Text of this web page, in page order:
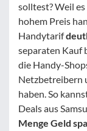
solltest? Weil
hohem Preis
Handytarif
separaten Kauf
die Handy-
Netzbetreibern
haben. So
Deals aus
Menge Geld